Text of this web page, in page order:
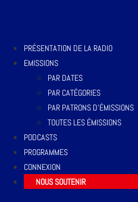
PRÉSENTATION DE LA RADIO
EMISSIONS
PAR DATES
PAR CATÉGORIES
PAR PATRONS D’ÉMISSIONS
TOUTES LES ÉMISSIONS
PODCASTS
PROGRAMMES
CONNEXION
NOUS SOUTENIR